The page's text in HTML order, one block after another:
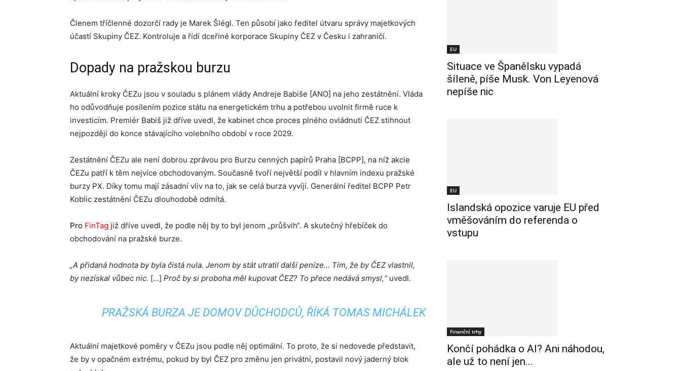
Členem tříčlenné dozorčí rady je Marek Šlégl. Ten působí jako ředitel útvaru správy majetkových
účastí Skupiny ČEZ. Kontroluje a řídí dceřiné korporace Skupiny ČEZ v Česku i zahraničí.
Dopady na pražskou burzu
Aktuální kroky ČEZu jsou v souladu s plánem vlády Andreje Babiše [ANO] na jeho zestátnění. Vláda
ho odůvodňuje posílením pozice státu na energetickém trhu a potřebou uvolnit firmě ruce k
investicím. Premiér Babiš již dříve uvedl, že kabinet chce proces plného ovládnutí ČEZ stihnout
nejpozději do konce stávajícího volebního období v roce 2029.
Zestátnění ČEZu ale není dobrou zprávou pro Burzu cenných papírů Praha [BCPP], na níž akcie
ČEZu patří k těm nejvíce obchodovaným. Současně tvoří největší podíl v hlavním indexu pražské
burzy PX. Díky tomu mají zásadní vliv na to, jak se celá burza vyvíjí. Generální ředitel BCPP Petr
Koblic zestátnění ČEZu dlouhodobě odmítá.
Pro FinTag již dříve uvedl, že podle něj by to byl jenom „průšvih“. A skutečný hřebíček do
obchodování na pražské burze.
„A přidaná hodnota by byla čistá nula. Jenom by stát utratil další peníze… Tím, že by ČEZ vlastnil,
by nezískal vůbec nic. […] Proč by si proboha měl kupovat ČEZ? To přece nedává smysl,“uvedl.
PRAŽSKÁ BURZA JE DOMOV DŮCHODCŮ, ŘÍKÁ TOMAS MICHÁLEK
Aktuální majetkové poměry v ČEZu jsou podle něj optimální. To proto, že si nedovede představit,
že by v opačném extrému, pokud by byl ČEZ pro změnu jen privátní, postavil nový jaderný blok
EU
Situace ve Španělsku vypadá
šíleně, píše Musk. Von Leyenová
nepíše nic
EU
Islandská opozice varuje EU před
vměšováním do referenda o
vstupu
Finanční trhy
Končí pohádka o AI? Ani náhodou,
ale už to není jen...